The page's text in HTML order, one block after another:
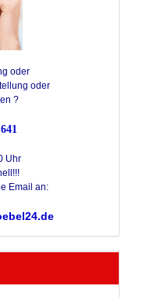
oder
oder
?
Uhr
Email an: